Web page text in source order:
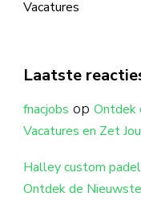
Vacatures
Laatste
fnacjobs op Ontdek
Vacatures en Zet
Halley custom
Ontdek de